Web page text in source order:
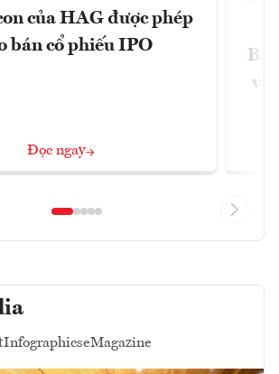
của HAG được phép
bán cổ phiếu IPO
Đọc ngay
và
InfographicseMagazine